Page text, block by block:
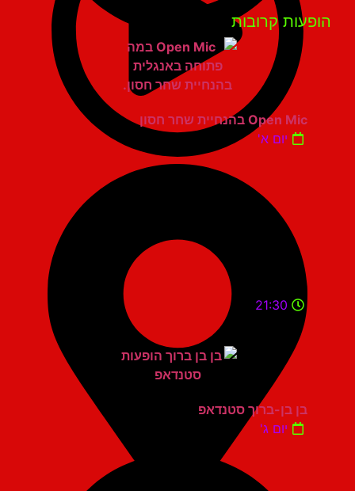
קרובות
Open Mic בהנחיית שחר חסון
יום א'
21:30
בן בן-ברוך סטנדאפ
יום ג'